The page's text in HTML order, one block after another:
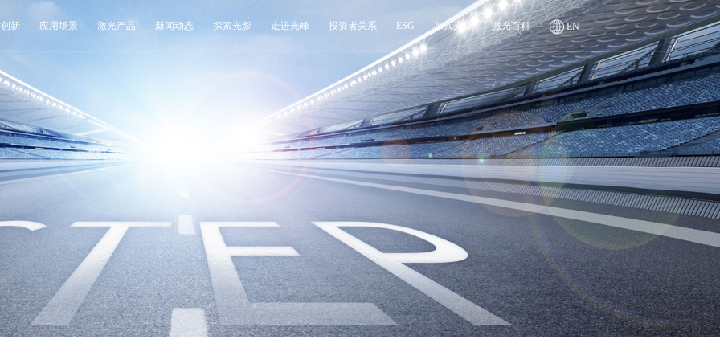
新 应用场景 激光产品 新闻动态 探索光影 走进光峰 投资者关系 ESG 加入光峰 激光百科 EN